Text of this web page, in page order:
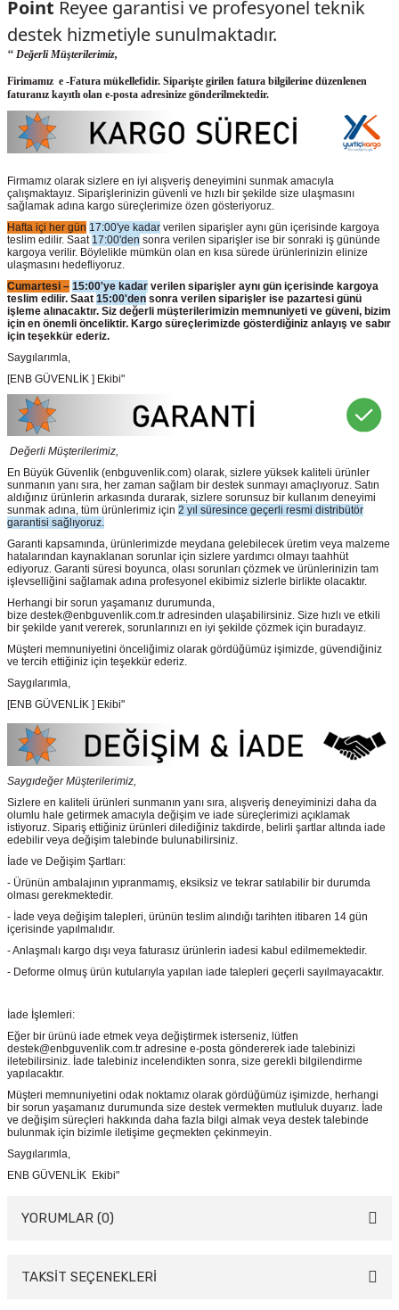
Point Reyee garantisi ve profesyonel teknik
destek hizmetiyle sunulmaktadır.
‘‘ Değerli Müşterilerimiz,
Firimamız e -Fatura mükellefidir. Siparişte girilen fatura bilgilerine düzenlenen
faturanız kayıtlı olan e-posta adresinize gönderilmektedir.
Firmamız olarak sizlere en iyi alışveriş deneyimini sunmak amacıyla
çalışmaktayız. Siparişlerinizin güvenli ve hızlı bir şekilde size ulaşmasını
sağlamak adına kargo süreçlerimize özen gösteriyoruz.
Hafta içi her gün 17:00'ye kadar verilen siparişler aynı gün içerisinde kargoya
teslim edilir. Saat 17:00'den sonra verilen siparişler ise bir sonraki iş gününde
kargoya verilir. Böylelikle mümkün olan en kısa sürede ürünlerinizin elinize
ulaşmasını hedefliyoruz.
Cumartesi – 15:00'ye kadar verilen siparişler aynı gün içerisinde kargoya
teslim edilir. Saat 15:00'den sonra verilen siparişler ise pazartesi günü
işleme alınacaktır. Siz değerli müşterilerimizin memnuniyeti ve güveni, bizim
için en önemli önceliktir. Kargo süreçlerimizde gösterdiğiniz anlayış ve sabır
için teşekkür ederiz.
Saygılarımla,
[ENB GÜVENLİK ] Ekibi"
Değerli Müşterilerimiz,
En Büyük Güvenlik (enbguvenlik.com) olarak, sizlere yüksek kaliteli ürünler
sunmanın yanı sıra, her zaman sağlam bir destek sunmayı amaçlıyoruz. Satın
aldığınız ürünlerin arkasında durarak, sizlere sorunsuz bir kullanım deneyimi
sunmak adına, tüm ürünlerimiz için 2 yıl süresince geçerli resmi distribütör
garantisi sağlıyoruz.
Garanti kapsamında, ürünlerimizde meydana gelebilecek üretim veya malzeme
hatalarından kaynaklanan sorunlar için sizlere yardımcı olmayı taahhüt
ediyoruz. Garanti süresi boyunca, olası sorunları çözmek ve ürünlerinizin tam
işlevselliğini sağlamak adına profesyonel ekibimiz sizlerle birlikte olacaktır.
Herhangi bir sorun yaşamanız durumunda,
bize destek@enbguvenlik.com.tr adresinden ulaşabilirsiniz. Size hızlı ve etkili
bir şekilde yanıt vererek, sorunlarınızı en iyi şekilde çözmek için buradayız.
Müşteri memnuniyetini önceliğimiz olarak gördüğümüz işimizde, güvendiğiniz
ve tercih ettiğiniz için teşekkür ederiz.
Saygılarımla,
[ENB GÜVENLİK ] Ekibi"
Saygıdeğer Müşterilerimiz,
Sizlere en kaliteli ürünleri sunmanın yanı sıra, alışveriş deneyiminizi daha da
olumlu hale getirmek amacıyla değişim ve iade süreçlerimizi açıklamak
istiyoruz. Sipariş ettiğiniz ürünleri dilediğiniz takdirde, belirli şartlar altında iade
edebilir veya değişim talebinde bulunabilirsiniz.
İade ve Değişim Şartları:
- Ürünün ambalajının yıpranmamış, eksiksiz ve tekrar satılabilir bir durumda
olması gerekmektedir.
- İade veya değişim talepleri, ürünün teslim alındığı tarihten itibaren 14 gün
içerisinde yapılmalıdır.
- Anlaşmalı kargo dışı veya faturasız ürünlerin iadesi kabul edilmemektedir.
- Deforme olmuş ürün kutularıyla yapılan iade talepleri geçerli sayılmayacaktır.
İade İşlemleri:
Eğer bir ürünü iade etmek veya değiştirmek isterseniz, lütfen
destek@enbguvenlik.com.tr adresine e-posta göndererek iade talebinizi
iletebilirsiniz. İade talebiniz incelendikten sonra, size gerekli bilgilendirme
yapılacaktır.
Müşteri memnuniyetini odak noktamız olarak gördüğümüz işimizde, herhangi
bir sorun yaşamanız durumunda size destek vermekten mutluluk duyarız. İade
ve değişim süreçleri hakkında daha fazla bilgi almak veya destek talebinde
bulunmak için bizimle iletişime geçmekten çekinmeyin.
Saygılarımla,
ENB GÜVENLİK Ekibi"
YORUMLAR (0)
Bu ürüne ilk yorumu siz yapın!
TAKSİT SEÇENEKLERİ